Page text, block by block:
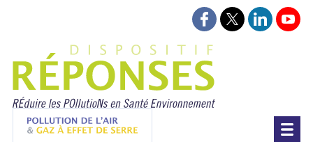
Pollution de l'air & gaz à effet de serre
Suivez-nous sur
Suivez-nous